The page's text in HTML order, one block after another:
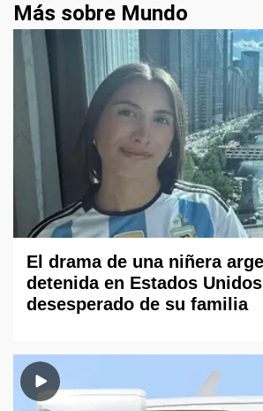
Más sobre Mundo
El drama de una niñera
detenida en Estados
desesperado de su familia